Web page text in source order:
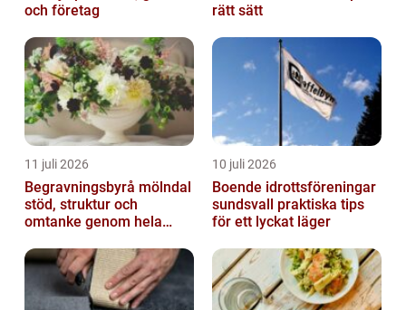
och företag
rätt sätt
11 juli 2026
Begravningsbyrå mölndal
stöd, struktur och
omtanke genom hela
10 juli 2026
Boende idrottsföreningar
sundsvall praktiska tips
för ett lyckat läger